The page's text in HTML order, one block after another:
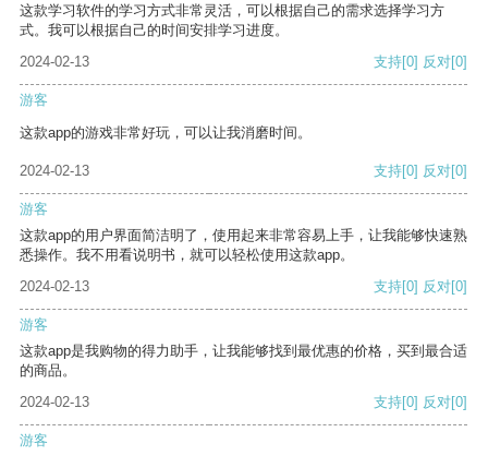
这款学习软件的学习方式非常灵活，可以根据自己的需求选择学习方
式。我可以根据自己的时间安排学习进度。
2024-02-13
支持[0] 反对[0]
游客
这款app的游戏非常好玩，可以让我消磨时间。
2024-02-13 支持[0] 反对[0]
游客
这款app的用户界面简洁明了，使用起来非常容易上手，让我能够快速熟
悉操作。我不用看说明书，就可以轻松使用这款app。
2024-02-13
支持[0] 反对[0]
游客
这款app是我购物的得力助手，让我能够找到最优惠的价格，买到最合适
的商品。
2024-02-13
支持[0] 反对[0]
游客